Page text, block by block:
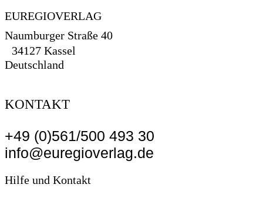
EUREGIOVERLAG
Naumburger Straße 40
34127 Kassel
Deutschland
KONTAKT
+49 (0)561/500 493 30
info@euregioverlag.de
Hilfe und Kontakt